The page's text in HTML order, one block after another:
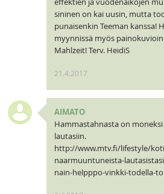
sininen on kai uusin, mutta
punaisenkin Teeman kanssa!
myynnissä myös
Mahlzeit! Terv. HeidiS
21.4.2017
AIMATO
Hammastahnasta on
lautasiin.
http://www.mtv.fi/lifestyle/
naarmuuntuneista-
nain-helpppo-vinkki-todella-